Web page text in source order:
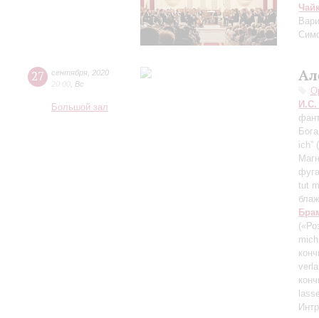
27 сентября 2020
20:00 Вс
Большой зал
И.С.
ich”
tut